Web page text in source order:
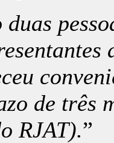
duas
de três
RJAT).”